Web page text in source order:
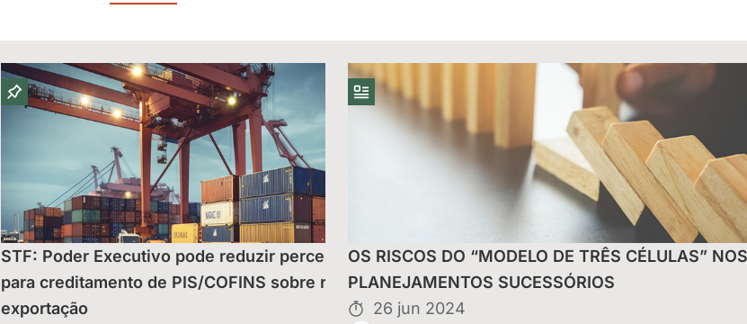
STF: Poder Executivo pode reduzir percentuais do Reintegra
para creditamento de PIS/COFINS sobre receitas de
exportação
OS RISCOS DO “MODELO DE TRÊS CÉLULAS”
PLANEJAMENTOS SUCESSÓRIOS
26 jun 2024